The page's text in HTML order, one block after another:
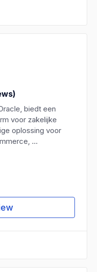
biedt een
voor zakelijke
oplossing voor
...